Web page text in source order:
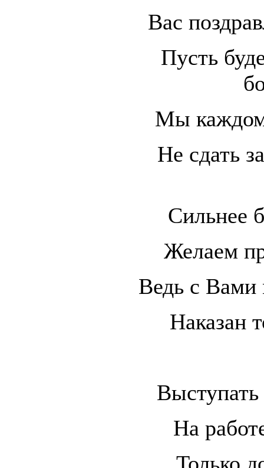
Вас
Пусть
Мы
Не сдать
Сильнее
Желаем
Ведь с Вами
Наказан
Выступать
На